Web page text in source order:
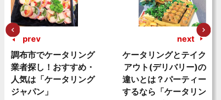
prev
調布市でケータリング
業者探し！おすすめ・
人気は「ケータリング
ジャパン」
next
ケータリングとテイク
アウト(デリバリー)の
違いとは？パーティー
するなら「ケータリン